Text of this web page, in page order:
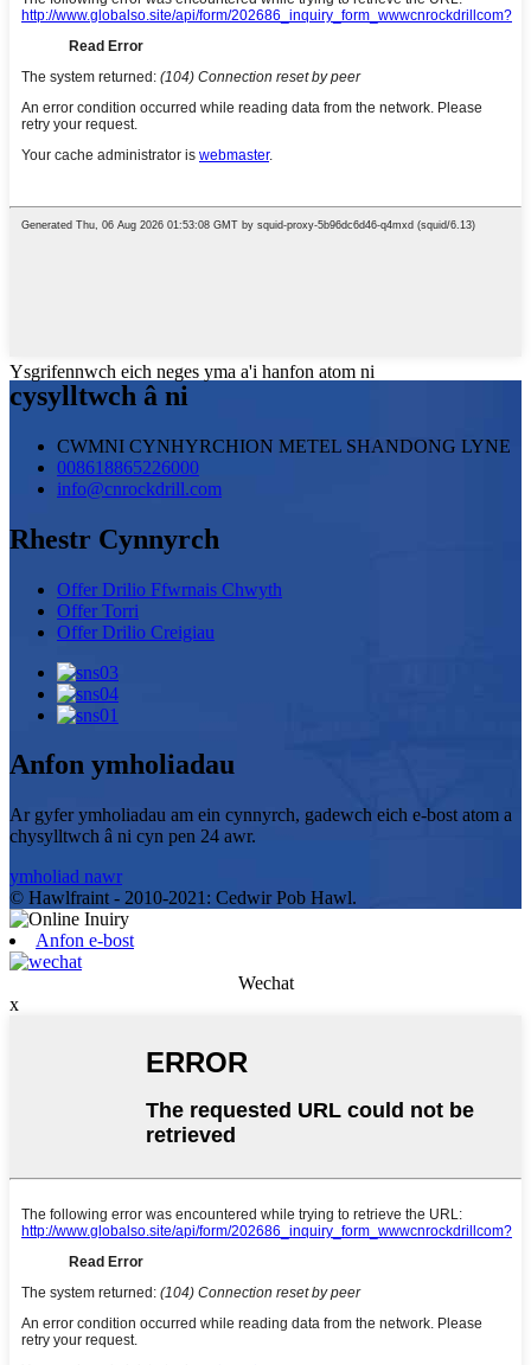
Ysgrifennwch eich neges yma a'i hanfon atom ni
cysylltwch â ni
CWMNI CYNHYRCHION METEL SHANDONG LYNE
008618865226000
info@cnrockdrill.com
Rhestr Cynnyrch
Offer Drilio Ffwrnais Chwyth
Offer Torri
Offer Drilio Creigiau
Anfon ymholiadau
Ar gyfer ymholiadau am ein cynnyrch, gadewch eich e-bost atom a
chysylltwch â ni cyn pen 24 awr.
ymholiad nawr
© Hawlfraint - 2010-2021: Cedwir Pob Hawl.
Anfon e-bost
Wechat
x